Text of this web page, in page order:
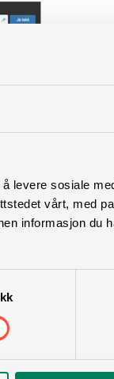
levere sosiale
vårt, med
informasjon du